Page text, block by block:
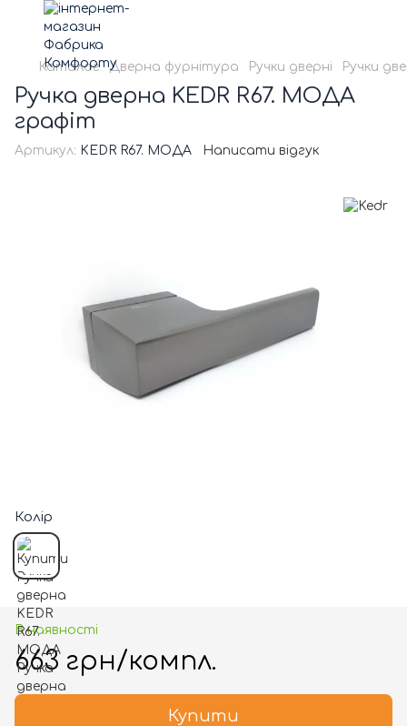
Каталог Дверна фурнітура Ручки дверні Ручки
Ручка дверна KEDR R67. МОДА
графіт
Артикул: KEDR R67. МОДА Написати відгук
Колір
В наявності
663 грн/компл.
Купити